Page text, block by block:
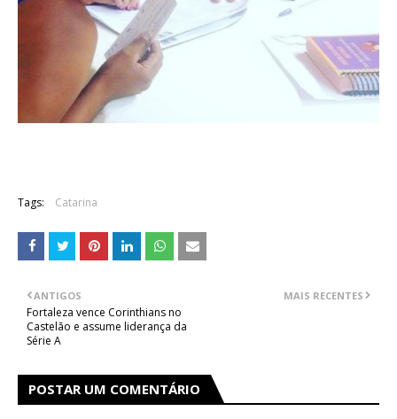
Tags: Catarina
MAIS RECENTES
ANTIGOS
Fortaleza vence Corinthians no
Castelão e assume liderança da
Série A
POSTAR UM COMENTÁRIO